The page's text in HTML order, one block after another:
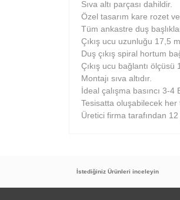
Sıva altı parçası dahildir.
Özel tasarım kare rozet
Tüm ankastre duş
Çıkış ucu uzunluğu 17,5
Duş çıkış spiral hortum
Çıkış ucu bağlantı ölçüsü
Montajı sıva altıdır.
İdeal çalışma basıncı 3-4
Tesisatta oluşabilecek her
Üretici firma tarafından 12
İstediğiniz Ürünleri inceleyin